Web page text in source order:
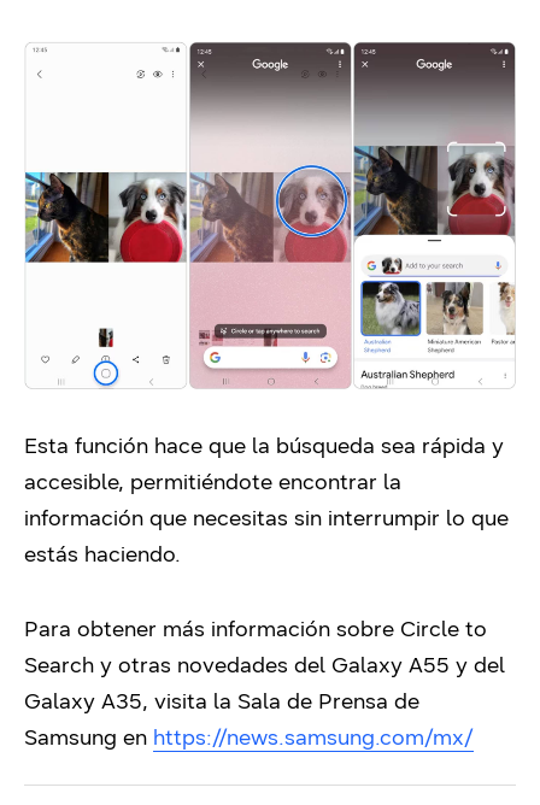
Esta función hace que la búsqueda sea rápida y
accesible, permitiéndote encontrar la
información que necesitas sin interrumpir lo que
estás haciendo.
Para obtener más información sobre Circle to
Search y otras novedades del Galaxy A55 y del
Galaxy A35, visita la Sala de Prensa de
Samsung en https://news.samsung.com/mx/